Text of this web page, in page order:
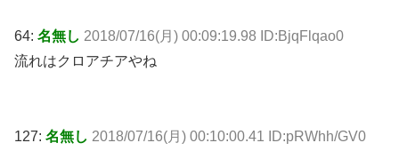
64: 名無し 2018/07/16(月) 00:09:19.98 ID:BjqFlqao0
流れはクロアチアやね
127: 名無し 2018/07/16(月) 00:10:00.41 ID:pRWhh/GV0